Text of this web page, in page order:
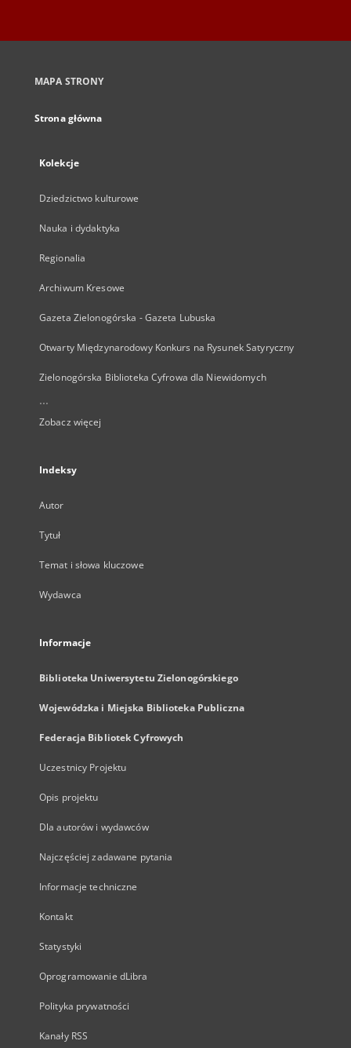
MAPA STRONY
Strona główna
Kolekcje
Dziedzictwo kulturowe
Nauka i dydaktyka
Regionalia
Archiwum Kresowe
Gazeta Zielonogórska - Gazeta Lubuska
Otwarty Międzynarodowy Konkurs na Rysunek Satyryczny
Zielonogórska Biblioteka Cyfrowa dla Niewidomych
...
Zobacz więcej
Indeksy
Autor
Tytuł
Temat i słowa kluczowe
Wydawca
Informacje
Biblioteka Uniwersytetu Zielonogórskiego
Wojewódzka i Miejska Biblioteka Publiczna
Federacja Bibliotek Cyfrowych
Uczestnicy Projektu
Opis projektu
Dla autorów i wydawców
Najczęściej zadawane pytania
Informacje techniczne
Kontakt
Statystyki
Oprogramowanie dLibra
Polityka prywatności
Kanały RSS